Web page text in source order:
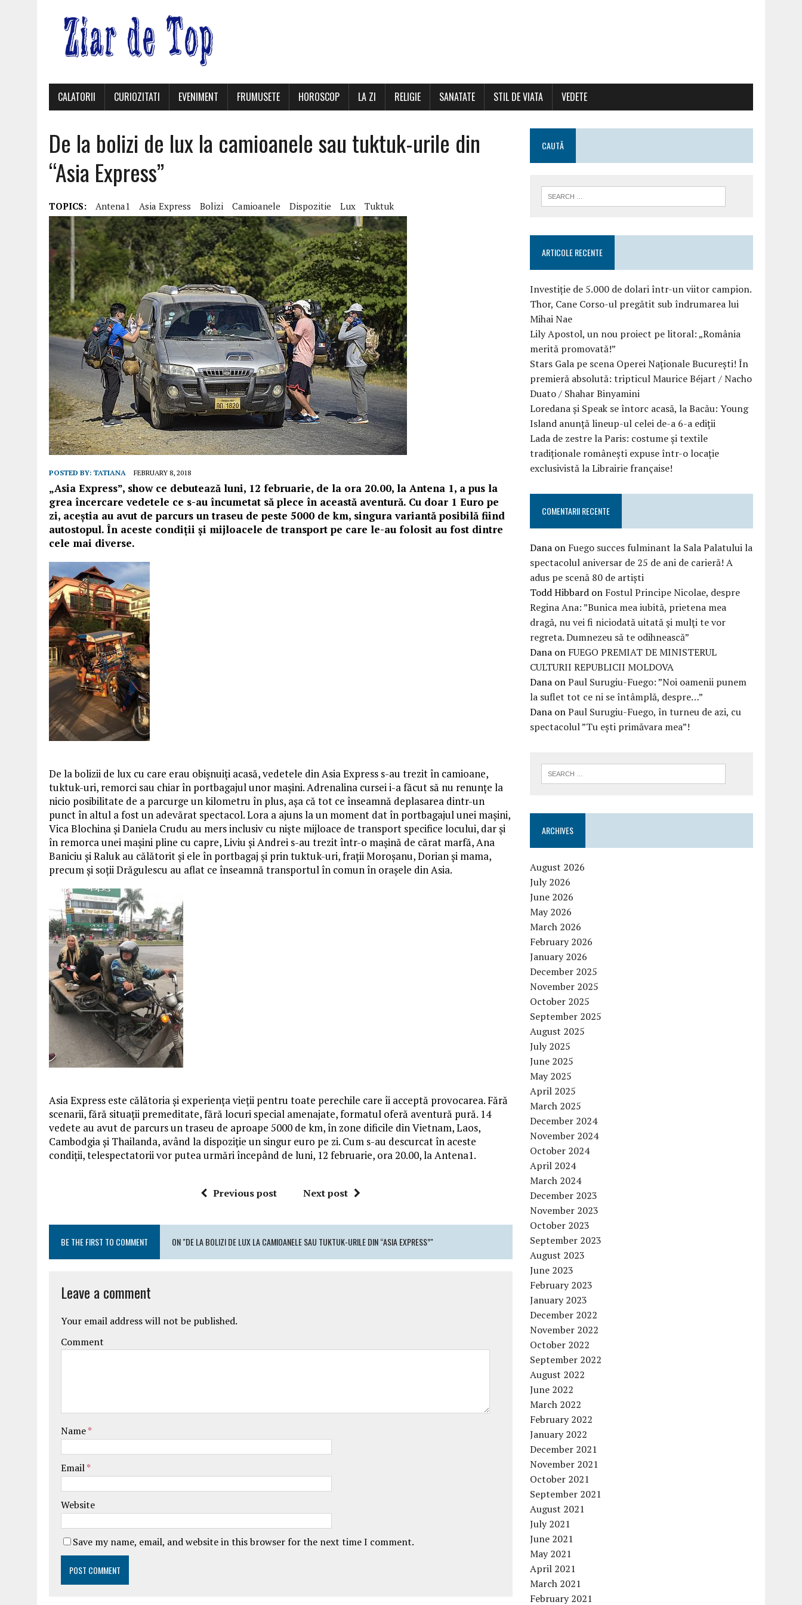
CALATORII CURIOZITATI EVENIMENT FRUMUSETE HOROSCOP LA ZI RELIGIE SANATATE STIL DE VIATA VEDETE
De la bolizi de lux la camioanele sau tuktuk-urile din
“Asia Express”
TOPICS: Antena1 Asia Express Bolizi Camioanele Dispozitie Lux Tuktuk
POSTED BY: TATIANA FEBRUARY 8, 2018
„Asia Express”, show ce debutează luni, 12 februarie, de la ora 20.00, la Antena 1, a pus la
grea încercare vedetele ce s-au încumetat să plece în această aventură. Cu doar 1 Euro pe
zi, aceștia au avut de parcurs un traseu de peste 5000 de km, singura variantă posibilă fiind
autostopul. În aceste condiții și mijloacele de transport pe care le-au folosit au fost dintre
cele mai diverse.
De la bolizii de lux cu care erau obișnuiți acasă, vedetele din Asia Express s-au trezit în camioane,
tuktuk-uri, remorci sau chiar în portbagajul unor mașini. Adrenalina cursei i-a făcut să nu renunțe la
nicio posibilitate de a parcurge un kilometru în plus, așa că tot ce înseamnă deplasarea dintr-un
punct în altul a fost un adevărat spectacol. Lora a ajuns la un moment dat în portbagajul unei mașini,
Vica Blochina și Daniela Crudu au mers inclusiv cu niște mijloace de transport specifice locului, dar și
în remorca unei mașini pline cu capre, Liviu și Andrei s-au trezit într-o mașină de cărat marfă, Ana
Baniciu și Raluk au călătorit și ele în portbagaj și prin tuktuk-uri, frații Moroșanu, Dorian și mama,
precum și soții Drăgulescu au aflat ce înseamnă transportul în comun în orașele din Asia.
Asia Express este călătoria și experiența vieții pentru toate perechile care îi acceptă provocarea. Fără
scenarii, fără situații premeditate, fără locuri special amenajate, formatul oferă aventură pură. 14
vedete au avut de parcurs un traseu de aproape 5000 de km, în zone dificile din Vietnam, Laos,
Cambodgia și Thailanda, având la dispoziție un singur euro pe zi. Cum s-au descurcat în aceste
condiții, telespectatorii vor putea urmări începând de luni, 12 februarie, ora 20.00, la Antena1.
Previous post Next post
BE THE FIRST TO COMMENT ON "DE LA BOLIZI DE LUX LA CAMIOANELE SAU TUKTUK-URILE DIN “ASIA EXPRESS”"
Leave a comment
Your email address will not be published.
Comment
Name*
Email*
Website
Save my name, email, and website in this browser for the next time I comment.
CAUTĂ
ARTICOLE RECENTE
Investiție de 5.000 de dolari într-un viitor campion.
Thor, Cane Corso-ul pregătit sub îndrumarea lui
Mihai Nae
Lily Apostol, un nou proiect pe litoral: „România
merită promovată!”
Stars Gala pe scena Operei Naționale București! În
premieră absolută: tripticul Maurice Béjart / Nacho
Duato / Shahar Binyamini
Loredana și Speak se întorc acasă, la Bacău: Young
Island anunță lineup-ul celei de-a 6-a ediții
Lada de zestre la Paris: costume și textile
tradiționale românești expuse într-o locație
exclusivistă la Librairie française!
COMENTARII RECENTE
Dana on Fuego succes fulminant la Sala Palatului la
spectacolul aniversar de 25 de ani de carieră! A
adus pe scenă 80 de artiști
Todd Hibbard on Fostul Principe Nicolae, despre
Regina Ana: ”Bunica mea iubită, prietena mea
dragă, nu vei fi niciodată uitată şi mulţi te vor
regreta. Dumnezeu să te odihnească”
Dana on FUEGO PREMIAT DE MINISTERUL
CULTURII REPUBLICII MOLDOVA
Dana onPaul Surugiu-Fuego: ”Noi oamenii punem
la suflet tot ce ni se întâmplă, despre…”
Dana onPaul Surugiu-Fuego, în turneu de azi, cu
spectacolul ”Tu ești primăvara mea”!
ARCHIVES
August 2026
July 2026
June 2026
May 2026
March 2026
February 2026
January 2026
December 2025
November 2025
October 2025
September 2025
August 2025
July 2025
June 2025
May 2025
April 2025
March 2025
December 2024
November 2024
October 2024
April 2024
March 2024
December 2023
November 2023
October 2023
September 2023
August 2023
June 2023
February 2023
January 2023
December 2022
November 2022
October 2022
September 2022
August 2022
June 2022
March 2022
February 2022
January 2022
December 2021
November 2021
October 2021
September 2021
August 2021
July 2021
June 2021
May 2021
April 2021
March 2021
February 2021